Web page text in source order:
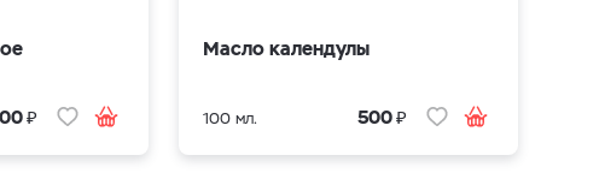
₽
Масло календулы
100 мл. 500₽